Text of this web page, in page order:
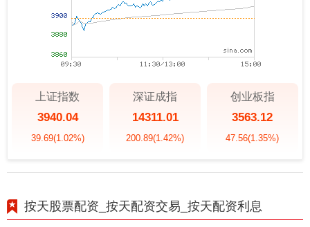
上证指数
3940.04
39.69(1.02%)
深证成指
14311.01
200.89(1.42%)
创业板指
3563.12
47.56(1.35%)
按天股票配资_按天配资交易_按天配资利息